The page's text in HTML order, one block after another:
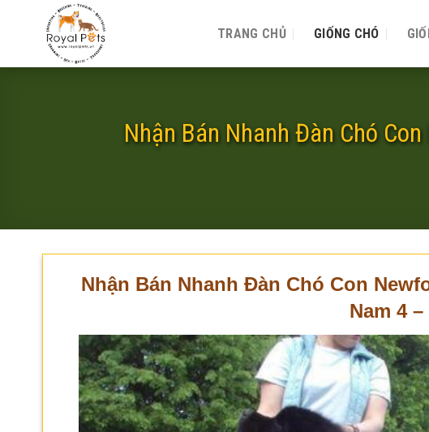
TRANG CHỦ GIỐNG CHÓ
Nhận Bán Nhanh Đàn Chó
Nhận Bán Nhanh Đàn Chó Con
Nam 4 –